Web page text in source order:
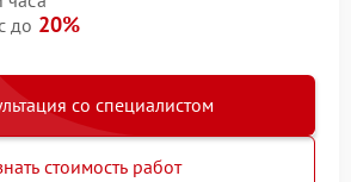
до 20%
со специалистом
стоимость работ